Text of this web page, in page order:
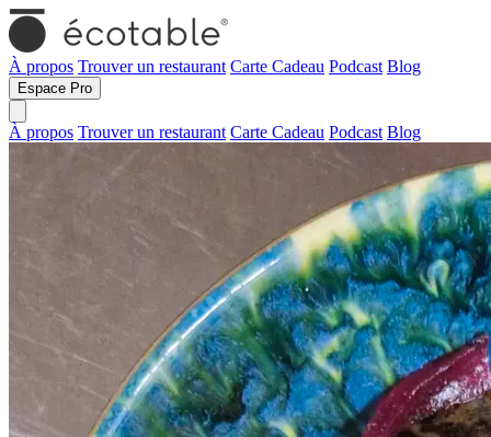
À propos Trouver un restaurant Carte Cadeau Podcast Blog
Espace Pro
À propos Trouver un restaurant Carte Cadeau Podcast Blog